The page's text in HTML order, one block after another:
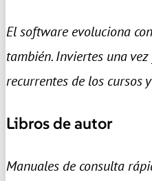
El software evoluciona
también. Inviertes una
recurrentes de los cursos
Libros de autor
Manuales de consulta